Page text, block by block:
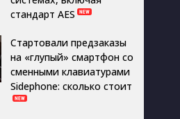
стандарт AES
Стартовали предзаказы
на «глупый» смартфон со
сменными клавиатурами
Sidephone: сколько стоит